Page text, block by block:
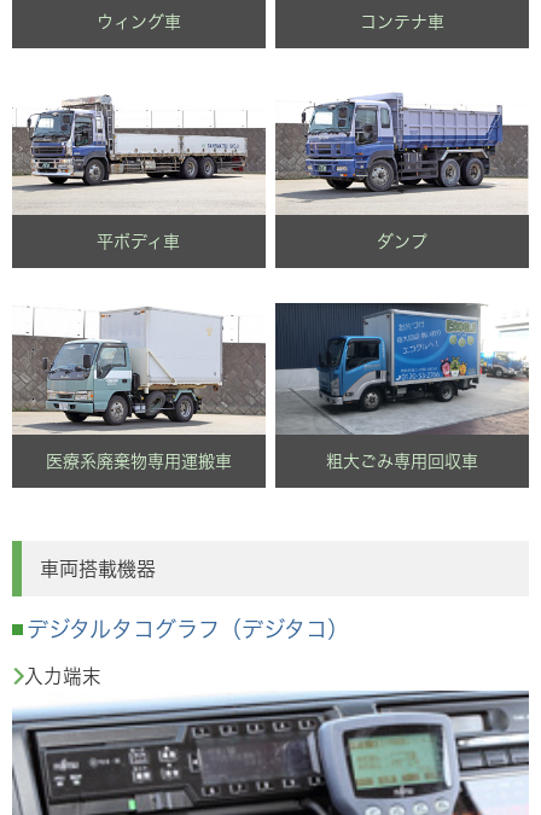
ウィング車 コンテナ車
平ボディ車 ダンプ
医療系廃棄物専用運搬車 粗大ごみ専用回収車
車両搭載機器
デジタルタコグラフ（デジタコ）
入力端末